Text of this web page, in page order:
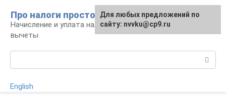
контенту
Про налоги просто
Начисление и уплата налогов, налоговые
вычеты
English
Для любых предложений по
сайту: nvvku@cp9.ru